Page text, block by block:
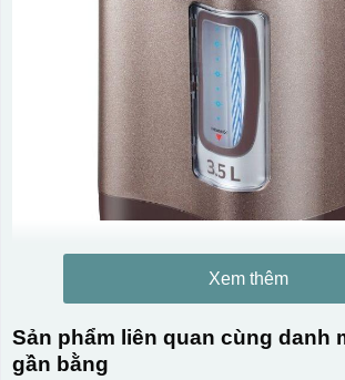
Xem thêm
Sản phẩm liên quan cùng danh
gần bằng